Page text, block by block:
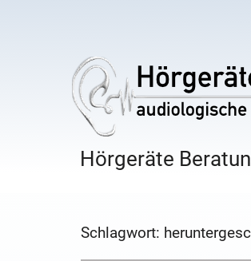
Hörgeräte
Schlagwort: